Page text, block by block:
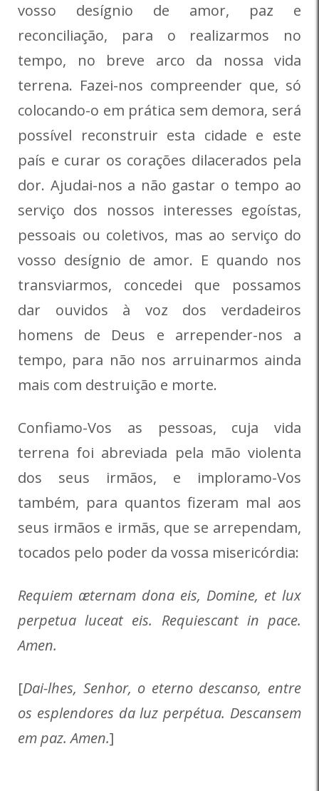
vosso desígnio de amor, paz e
reconciliação, para o realizarmos no
tempo, no breve arco da nossa vida
terrena. Fazei-nos compreender que, só
colocando-o em prática sem demora, será
possível reconstruir esta cidade e este
país e curar os corações dilacerados pela
dor. Ajudai-nos a não gastar o tempo ao
serviço dos nossos interesses egoístas,
pessoais ou coletivos, mas ao serviço do
vosso desígnio de amor. E quando nos
transviarmos, concedei que possamos
dar ouvidos à voz dos verdadeiros
homens de Deus e arrepender-nos a
tempo, para não nos arruinarmos ainda
mais com destruição e morte.
Confiamo-Vos as pessoas, cuja vida
terrena foi abreviada pela mão violenta
dos seus irmãos, e imploramo-Vos
também, para quantos fizeram mal aos
seus irmãos e irmãs, que se arrependam,
tocados pelo poder da vossa misericórdia:
Requiem æternam dona eis, Domine, et lux
perpetua luceat eis. Requiescant in pace.
Amen.
[Dai-lhes, Senhor, o eterno descanso, entre
os esplendores da luz perpétua. Descansem
em paz. Amen.]